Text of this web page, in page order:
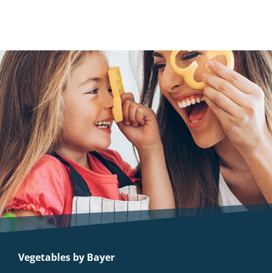
Vegetables by Bayer